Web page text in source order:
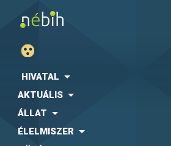
HIVATAL
AKTUÁLIS
ÁLLAT
ÉLELMISZER